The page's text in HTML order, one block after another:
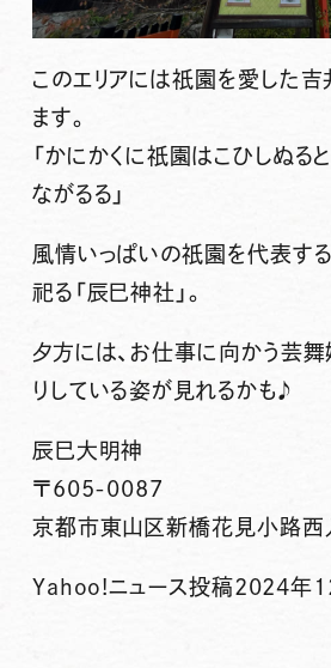
このエリアには祇園を愛した
ます。
「かにかくに祇園はこひしぬる
ながるる」
風情いっぱいの祇園を代表する
祀る「辰巳神社」。
夕方には、お仕事に向かう芸
りしている姿が見れるかも♪
辰巳大明神
〒605-0087
京都市東山区新橋花見小路西
Yahoo!ニュース投稿2024年